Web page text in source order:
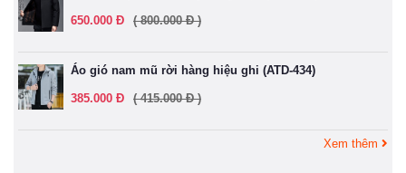
650.000 Đ ( 800.000 Đ )
Áo gió nam mũ rời hàng hiệu ghi (ATD-434)
385.000 Đ ( 415.000 Đ )
Xem thêm